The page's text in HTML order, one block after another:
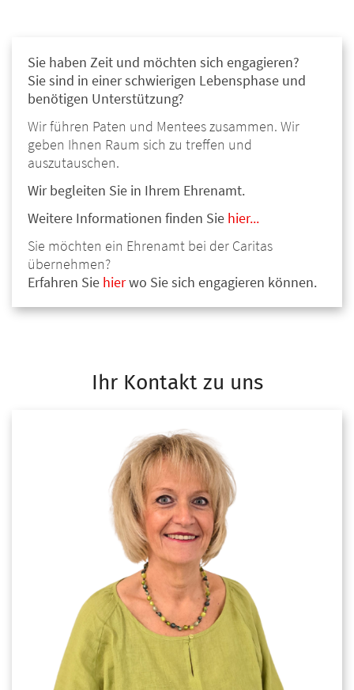
Sie haben Zeit und möchten sich engagieren?
Sie sind in einer schwierigen Lebensphase und
benötigen Unterstützung?
Wir führen Paten und Mentees zusammen. Wir
geben Ihnen Raum sich zu treffen und
auszutauschen.
Wir begleiten Sie in Ihrem Ehrenamt.
Weitere Informationen finden Sie hier...
Sie möchten ein Ehrenamt bei der Caritas
übernehmen?
Erfahren Sie hierwo Sie sich engagieren können.
Ihr Kontakt zu uns